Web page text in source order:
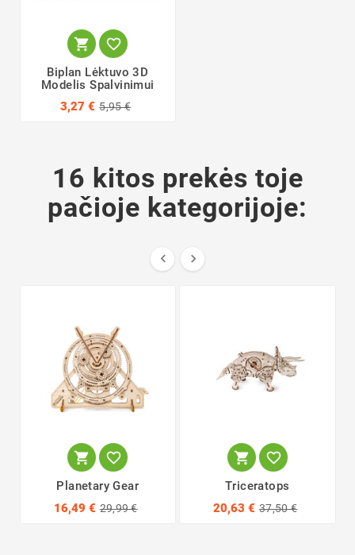
 
Biplan Lėktuvo 3D
Modelis Spalvinimui
3,27 € 5,95 €
16 kitos prekės toje
pačioje kategorijoje:
 
 
Planetary Gear
16,49 € 29,99 €
 
Triceratops
20,63 € 37,50 €